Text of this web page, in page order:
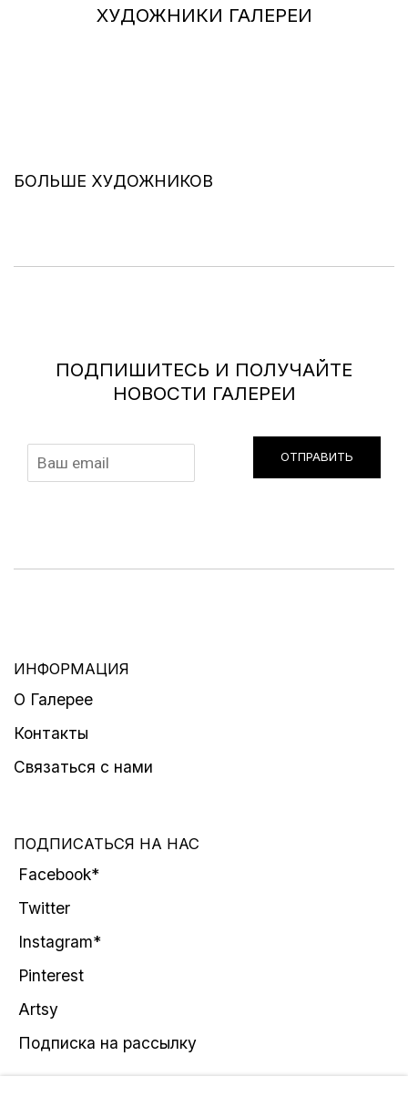
ХУДОЖНИКИ ГАЛЕРЕИ
БОЛЬШЕ ХУДОЖНИКОВ
ПОДПИШИТЕСЬ И ПОЛУЧАЙТЕ
НОВОСТИ ГАЛЕРЕИ
ОТПРАВИТЬ
ИНФОРМАЦИЯ
О Галерее
Контакты
Связаться с нами
ПОДПИСАТЬСЯ НА НАС
Facebook*
Twitter
Instagram*
Pinterest
Artsy
Подписка на рассылку